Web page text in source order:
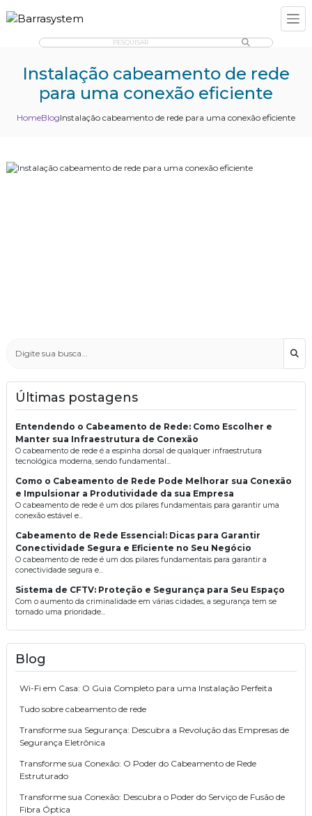
PESQUISAR
Instalação cabeamento de rede
para uma conexão eficiente
HomeBlogInstalação cabeamento de rede para uma conexão eficiente
Últimas postagens
Entendendo o Cabeamento de Rede: Como Escolher e
Manter sua Infraestrutura de Conexão
O cabeamento de rede é a espinha dorsal de qualquer infraestrutura
tecnológica moderna, sendo fundamental...
Como o Cabeamento de Rede Pode Melhorar sua Conexão
e Impulsionar a Produtividade da sua Empresa
O cabeamento de rede é um dos pilares fundamentais para garantir uma
conexão estável e...
Cabeamento de Rede Essencial: Dicas para Garantir
Conectividade Segura e Eficiente no Seu Negócio
O cabeamento de rede é um dos pilares fundamentais para garantir a
conectividade segura e...
Sistema de CFTV: Proteção e Segurança para Seu Espaço
Com o aumento da criminalidade em várias cidades, a segurança tem se
tornado uma prioridade...
Blog
Wi-Fi em Casa: O Guia Completo para uma Instalação Perfeita
Tudo sobre cabeamento de rede
Transforme sua Segurança: Descubra a Revolução das Empresas de
Segurança Eletrônica
Transforme sua Conexão: O Poder do Cabeamento de Rede
Estruturado
Transforme sua Conexão: Descubra o Poder do Serviço de Fusão de
Fibra Óptica